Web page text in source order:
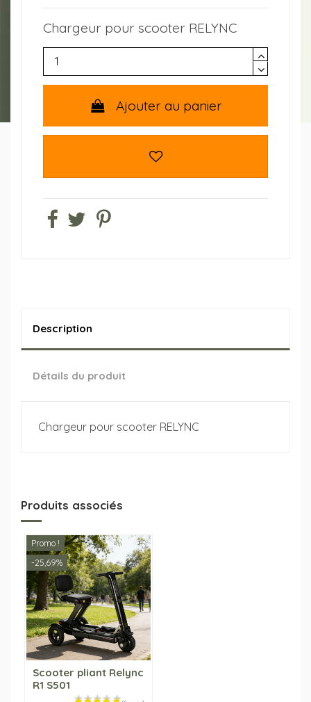
Chargeur pour scooter RELYNC
Ajouter au panier
Description
Détails du produit
Chargeur pour scooter RELYNC
Produits associés
Promo !
-25,69%
Scooter pliant Relync
R1 S501